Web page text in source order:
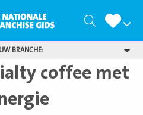
Zoeken
BRANCHE:
coffee met